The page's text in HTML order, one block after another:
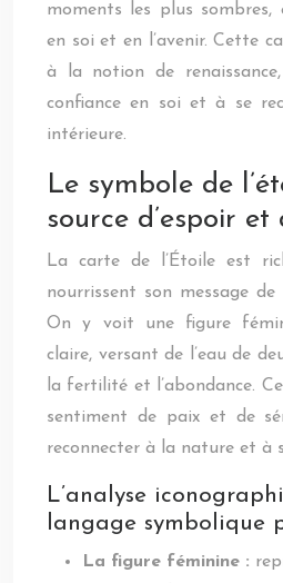
moments les plus
en soi et en l’avenir. Cette
à la notion de
confiance en soi et à se
intérieure.
Le symbole de
source d’espoir
La carte de l’Étoile est
nourrissent son message
On y voit une figure
claire, versant de l’eau de
la fertilité et l’abondance.
sentiment de paix et de
reconnecter à la nature et à
L’analyse
langage symbolique
La figure féminine :